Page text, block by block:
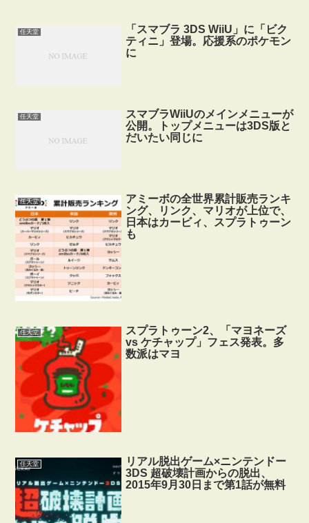
任天堂
「スマブラ 3DS WiiU」に「ビク
ティニ」登場。応援系のポケモン
に
任天堂
スマブラWiiUのメインメニューが
公開。トップメニューは3DS版と
だいたい同じに
任天堂
アミーボの全世界累計販売ランキ
ング、リンク、マリオが上位で、
日本はカービィ、スプラトゥーン
も
任天堂
スプラトゥーン2、「マヨネーズ
vs ケチャップ」フェス発表。多
数派はマヨ
任天堂
リアル脱出ゲーム×ニンテンドー
3DS 超破壊計画からの脱出、
2015年9月30日まで第1話が無料